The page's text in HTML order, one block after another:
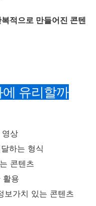
적으로 만들어진 콘텐
유리할까
영상
하는 형식
콘텐츠
활용
보가치 있는 콘텐츠